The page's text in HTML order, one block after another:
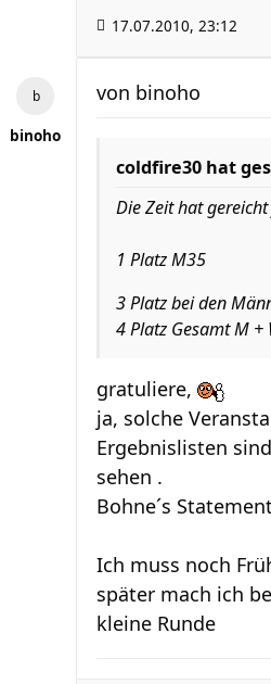
17.07.2010, 23:12
binoho
von binoho
coldfire30 hat
Die Zeit hat
1 Platz M35
3 Platz bei den
4 Platz Gesamt M +
gratuliere,
ja, solche
Ergebnislisten
sehen .
Bohne´s
Ich muss noch
später mach ich
kleine Runde